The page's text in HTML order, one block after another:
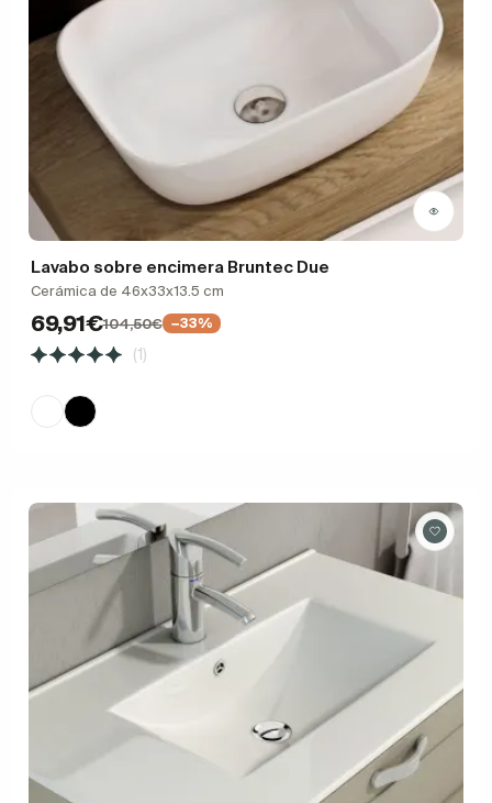
Lavabo sobre encimera Bruntec Due
Cerámica de 46x33x13.5 cm
69,91€104,50€ −33%
(1)